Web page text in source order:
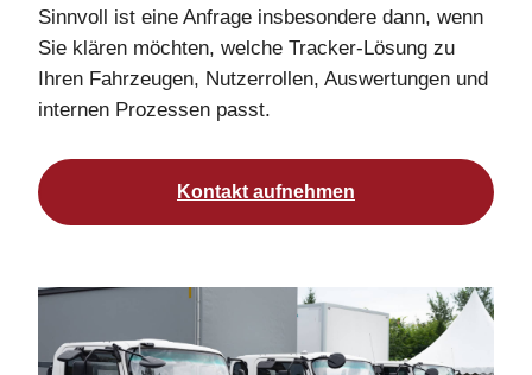
Sinnvoll ist eine Anfrage insbesondere dann, wenn
Sie klären möchten, welche Tracker-Lösung zu
Ihren Fahrzeugen, Nutzerrollen, Auswertungen und
internen Prozessen passt.
Kontakt aufnehmen